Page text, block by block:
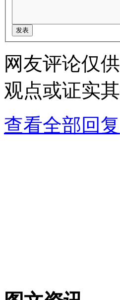
网友评论仅
观点或证实其
查看全部回复